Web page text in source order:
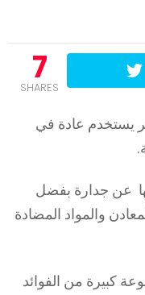
7
SHARES
يستخدم عادة في
عن جدارة بفضل
والمواد المضادة
كبيرة من الفوائد